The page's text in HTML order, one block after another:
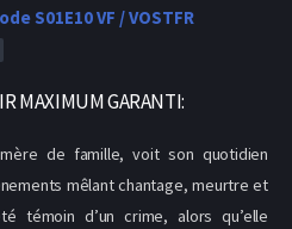
S01E10 VF / VOSTFR
MAXIMUM GARANTI:
de famille, voit son quotidien
mêlant chantage, meurtre et
témoin d’un crime, alors qu’elle